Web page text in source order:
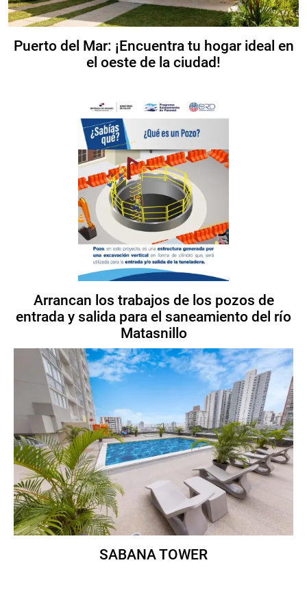
Puerto del Mar: ¡Encuentra tu hogar ideal en
el oeste de la ciudad!
Arrancan los trabajos de los pozos de
entrada y salida para el saneamiento del río
Matasnillo
SABANA TOWER